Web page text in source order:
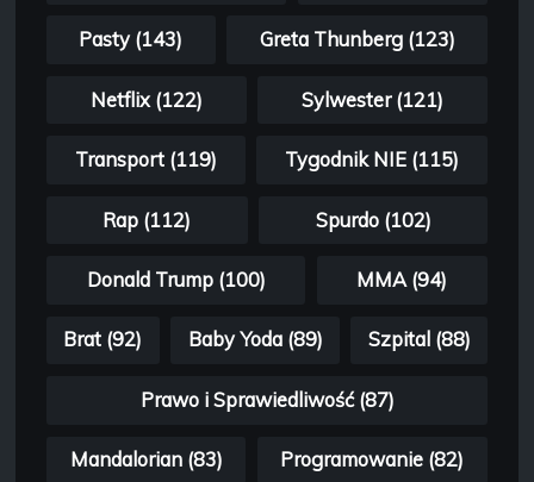
Pasty (143) Greta Thunberg (123)
Netflix (122) Sylwester (121)
Transport (119) Tygodnik NIE (115)
Rap (112) Spurdo (102)
Donald Trump (100) MMA (94)
Brat (92) Baby Yoda (89) Szpital (88)
Prawo i Sprawiedliwość (87)
Mandalorian (83) Programowanie (82)